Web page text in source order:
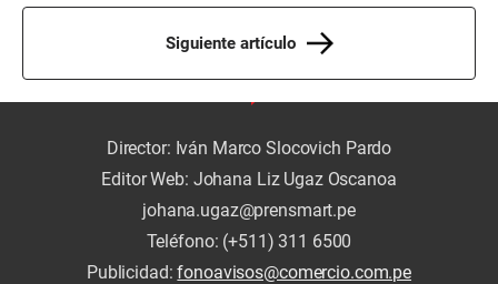
Siguiente artículo
Director: Iván Marco Slocovich Pardo
Editor Web: Johana Liz Ugaz Oscanoa
johana.ugaz@prensmart.pe
Teléfono: (+511) 311 6500
Publicidad:fonoavisos@comercio.com.pe